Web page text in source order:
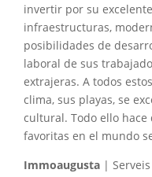
invertir por su
infraestructuras,
posibilidades de
laboral de sus
extrajeras. A todos
clima, sus playas, se
cultural. Todo ello hace
favoritas en el mundo
Immoaugusta |